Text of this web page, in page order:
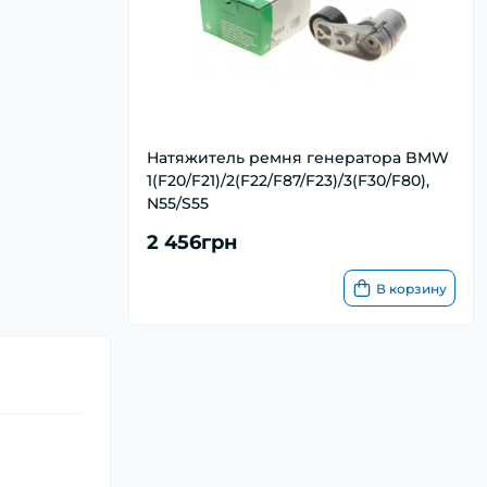
Натяжитель ремня генератора BMW
1(F20/F21)/2(F22/F87/F23)/3(F30/F80),
N55/S55
2 456грн
В корзину